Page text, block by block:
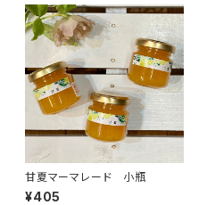
甘夏マーマレード 小瓶
¥405